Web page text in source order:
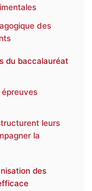
des
du baccalauréat
leurs
la
des